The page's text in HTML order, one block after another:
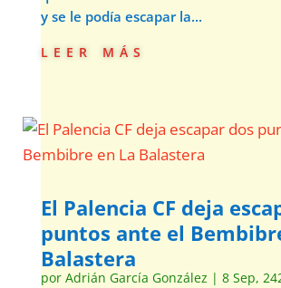
y se le podía escapar la...
leer más
El Palencia CF deja
puntos ante el
Balastera
por Adrián García González | 8 Sep,